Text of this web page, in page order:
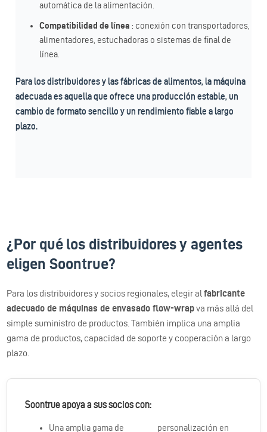
automática de la alimentación.
Compatibilidad de línea : conexión con transportadores,
alimentadores, estuchadoras o sistemas de final de
línea.
Para los distribuidores y las fábricas de alimentos, la máquina
adecuada es aquella que ofrece una producción estable, un
cambio de formato sencillo y un rendimiento fiable a largo
plazo.
¿Por qué los distribuidores y agentes
eligen Soontrue?
Para los distribuidores y socios regionales, elegir alfabricante
adecuado de máquinas de envasado flow-wrapva más allá del
simple suministro de productos. También implica una amplia
gama de productos, capacidad de soporte y cooperación a largo
plazo.
Soontrue apoya a sus socios con:
Una amplia gama de personalización en